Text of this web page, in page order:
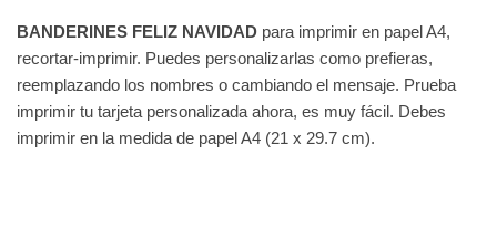
BANDERINES FELIZ NAVIDAD para imprimir en papel A4,
recortar-imprimir. Puedes personalizarlas como prefieras,
reemplazando los nombres o cambiando el mensaje. Prueba
imprimir tu tarjeta personalizada ahora, es muy fácil. Debes
imprimir en la medida de papel A4 (21 x 29.7 cm).